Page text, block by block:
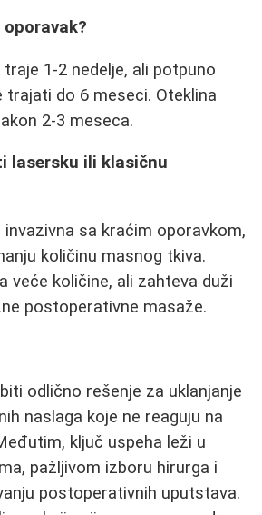
1-2 nedelje, ali potpuno
trajati do 6 meseci. Oteklina
2-3 meseca.
lasersku ili klasičnu
invazivna sa kraćim oporavkom,
količinu masnog tkiva.
veće količine, ali zahteva duži
postoperativne masaže.
odlično rešenje za uklanjanje
naslaga koje ne reaguju na
ključ uspeha leži u
pažljivom izboru hirurga i
postoperativnih uputstava.